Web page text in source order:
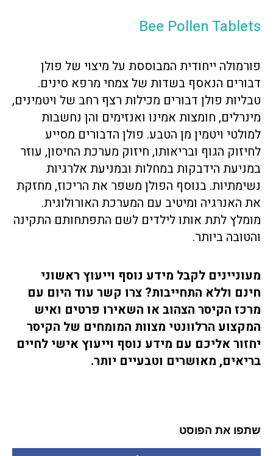
Bee Pollen Tablets
פורמולה ייחודית המבוססת על מיצוי של פולן
דבורים הנאסף בשדות של צמחי מרפא סינים.
טבליות פולן דבורים מכילות רצף רחב של ויטמינים,
מינרלים, חומצות אמינו ואנזימים והן נחשבות
למולטי ויטמין מן הטבע. פולן הדבורים מסייע
לחיזוק הגוף ובריאותו, חיזוק מערכת החיסון, עוזר
במניעת הידבקות במחלות ובמניעת אלרגיות
נשימתיות. בנוסף הפולן משפר את הריכוז, מחזקת
את האנרגיה ומיטיב עם המערכת האורולוגית.
מומלץ לתת אותו לילדים לשם התפתחותם התקינה
והטובה ביותר.
מעוניינים לקבל מידע נוסף וייעוץ ראשוני
חינם וללא התחייבות? צרו קשר עוד היום עם
מרכז הקיסר הצהוב או השאירו פרטים ואיש
המקצוע הרלוונטי מצוות המומחים של הקיסר
יחזור אליכם עם מידע נוסף וייעוץ אישי לחיים
בריאים, מאושרים וטבעיים יותר.
שתפו את הפוסט